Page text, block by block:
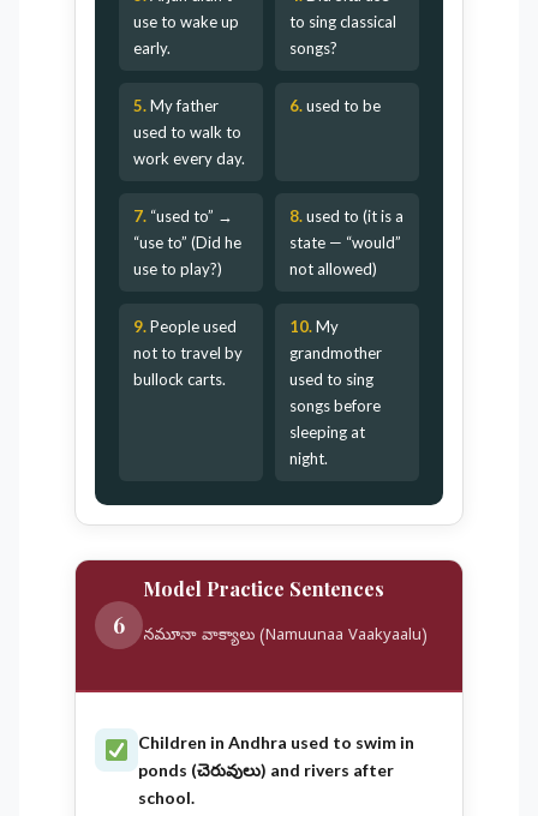
use to wake up
early.
to sing classical
songs?
5.My father
used to walk to
work every day.
6.used to be
7. “used to” →
“use to” (Did he
use to play?)
8.used to (it is a
state — “would”
not allowed)
9.People used
not to travel by
bullock carts.
10.My
grandmother
used to sing
songs before
sleeping at
night.
6
Model Practice Sentences
నమూనా వాక్యాలు (Namuunaa Vaakyaalu)
Children in Andhra used to swim in
ponds (చెరువులు) and rivers after
school.